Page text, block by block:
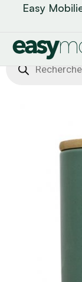
Easy
Recherche
de